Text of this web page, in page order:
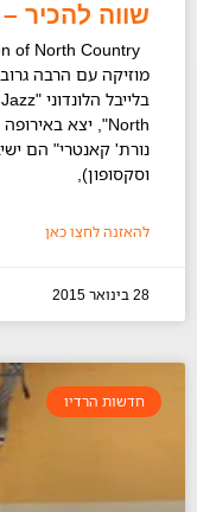
שווה להכיר
נורת' קאנטרי" הם
וסקסופון),
להאזנה לחצו כאן
28 בינואר 2015
חדשות הרדיו